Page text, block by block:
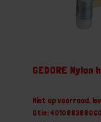
GEDORE Nylon
Niet op voorraad,
Gtin: